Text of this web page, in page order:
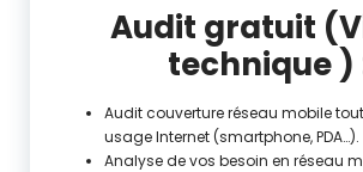
Audit gratuit
technique )
Audit couverture réseau mobile
usage Internet (smartphone, PDA…).
Analyse de vos besoin en réseau